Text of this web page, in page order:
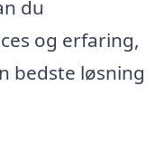
du
og erfaring,
bedste løsning